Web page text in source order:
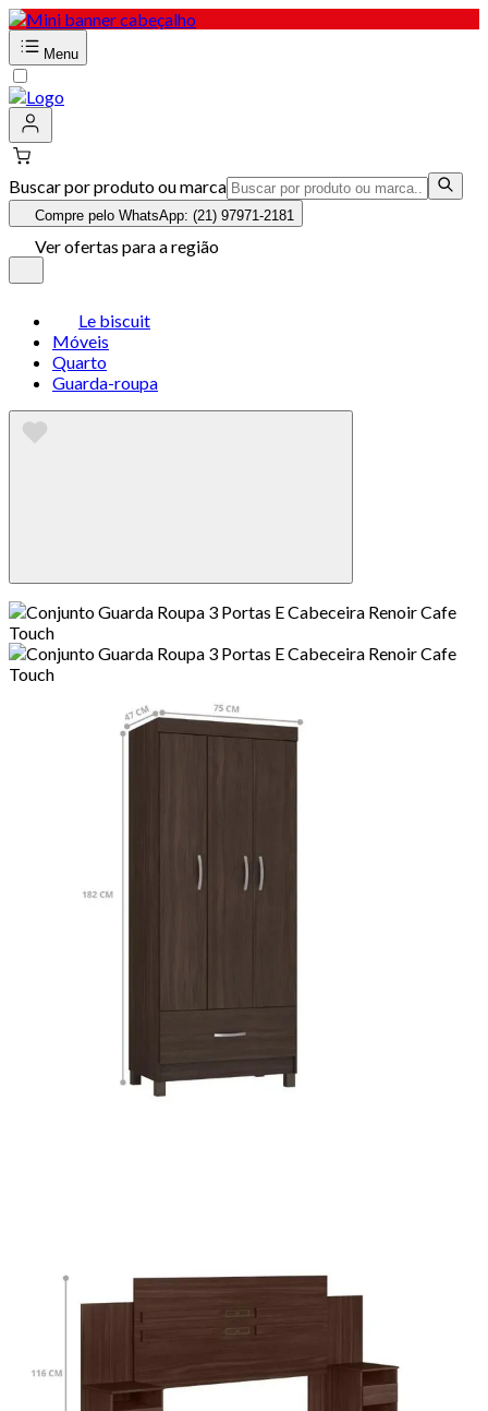
Menu
Buscar por produto ou marca
Compre pelo WhatsApp: (21) 97971-2181
Ver ofertas para a região
Le biscuit
Móveis
Quarto
Guarda-roupa